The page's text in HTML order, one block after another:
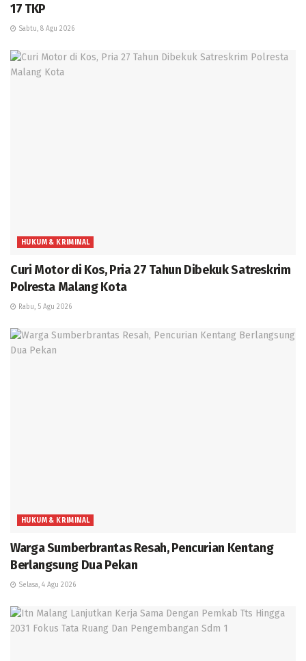
17 TKP
Sabtu, 8 Agu 2026
HUKUM & KRIMINAL
Curi Motor di Kos, Pria 27 Tahun Dibekuk Satreskrim
Polresta Malang Kota
Rabu, 5 Agu 2026
HUKUM & KRIMINAL
Warga Sumberbrantas Resah, Pencurian Kentang
Berlangsung Dua Pekan
Selasa, 4 Agu 2026